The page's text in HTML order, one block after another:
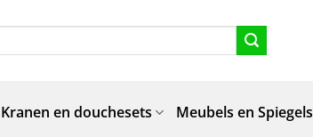
Kranen en douchesets Meubels en Spiegels